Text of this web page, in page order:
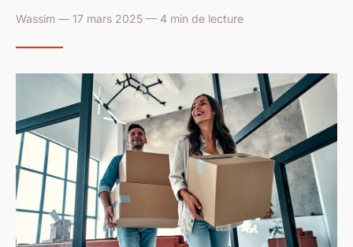
Wassim — 17 mars 2025 — 4 min de lecture